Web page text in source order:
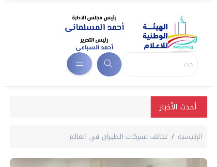
أحدث الأخبار
الرئيسية تحالف لشركات الطيران في العالم